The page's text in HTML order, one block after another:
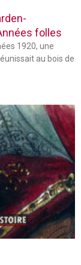
folles
1920, une
au bois de